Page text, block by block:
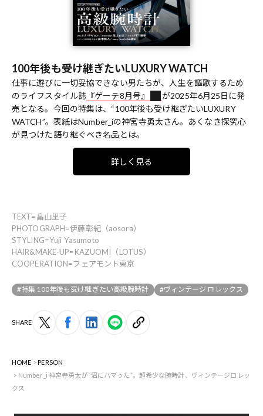
100年後も受け継ぎたいLUXURY WATCH
仕事に遊びに一切妥協できない男たちが、人生を謳歌するため
のライフスタイル誌 『ゲーテ8月号』
が2025年6月25日に発
売となる。今回の特集は、“100年後も受け継ぎたいLUXURY
WATCH”。表紙はNumber_iの神宮寺勇太さん。あくなき探究心
が見つけた語り継ぐべき名品とは。
詳しく見る
TEXT=畠山里子
PHOTOGRAPH=伊藤彰紀（aosora）
STYLING=Yuji Yasumoto
HAIR&MAKE-UP=KAZUOMI（LOTUS）
COOPERATION=フェアモント東京
#特集 100年後も受け継ぎたい高級腕時計 #ヴィンテージ ロレックス
SHARE
HOME
PERSON
Number_i 神宮寺勇太が“沼にハマった”。超希少な腕時計、ヴィンテージロレッ
クス